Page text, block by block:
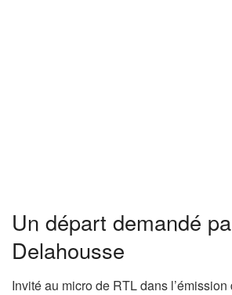
Un départ demandé
Delahousse
Invité au micro de RTL dans l’émission